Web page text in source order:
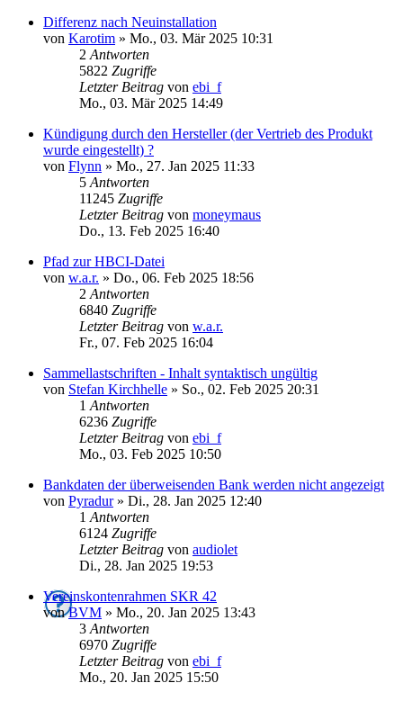
Differenz nach Neuinstallation
von Karotim » Mo., 03. Mär 2025 10:31
2 Antworten
5822 Zugriffe
Letzter Beitrag von ebi_f
Mo., 03. Mär 2025 14:49
Kündigung durch den Hersteller (der Vertrieb des Produkt
wurde eingestellt) ?
von Flynn » Mo., 27. Jan 2025 11:33
5 Antworten
11245 Zugriffe
Letzter Beitrag von moneymaus
Do., 13. Feb 2025 16:40
Pfad zur HBCI-Datei
von w.a.r. » Do., 06. Feb 2025 18:56
2 Antworten
6840 Zugriffe
Letzter Beitrag von w.a.r.
Fr., 07. Feb 2025 16:04
Sammellastschriften - Inhalt syntaktisch ungültig
von Stefan Kirchhelle » So., 02. Feb 2025 20:31
1 Antworten
6236 Zugriffe
Letzter Beitrag von ebi_f
Mo., 03. Feb 2025 10:50
Bankdaten der überweisenden Bank werden nicht angezeigt
von Pyradur» Di., 28. Jan 2025 12:40
1 Antworten
6124 Zugriffe
Letzter Beitrag von audiolet
Di., 28. Jan 2025 19:53
Vereinskontenrahmen SKR 42
vonBVM » Mo., 20. Jan 2025 13:43
3 Antworten
6970 Zugriffe
Letzter Beitrag von ebi_f
Mo., 20. Jan 2025 15:50